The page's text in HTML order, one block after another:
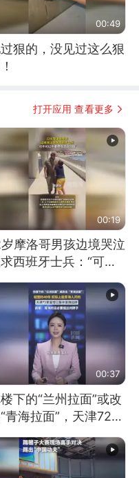
00:49
狠的，没见过这么狠
打开应用 查看更多
00:19
岁摩洛哥男孩边境哭泣
西班牙士兵：“可不
00:37
下的“兰州拉面”或改
青海拉面”，天津72家